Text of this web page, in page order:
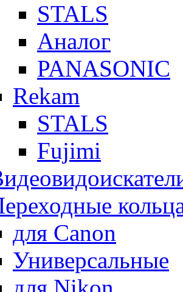
STALS
Аналог
PANASONIC
Rekam
STALS
Fujimi
для Canon
Универсальные